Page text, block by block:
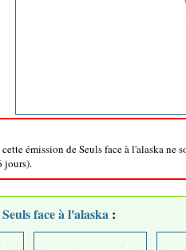
émission de Seuls face à l'alaska ne
jours).
Seuls face à l'alaska :